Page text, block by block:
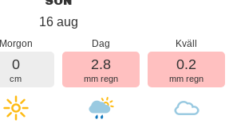
16 aug
Morgon
0
cm
Dag
2.8
mm regn
Kväll
0.2
mm regn